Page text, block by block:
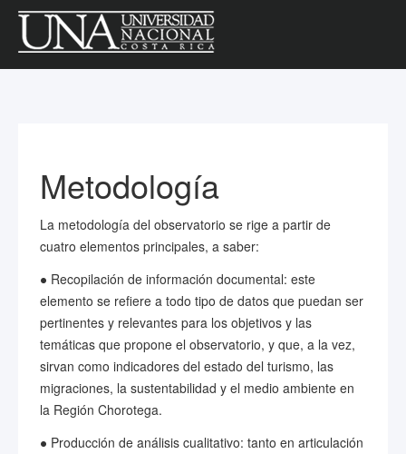
Metodología
La metodología del observatorio se rige a partir de
cuatro elementos principales, a saber:
● Recopilación de información documental: este
elemento se refiere a todo tipo de datos que puedan ser
pertinentes y relevantes para los objetivos y las
temáticas que propone el observatorio, y que, a la vez,
sirvan como indicadores del estado del turismo, las
migraciones, la sustentabilidad y el medio ambiente en
la Región Chorotega.
● Producción de análisis cualitativo: tanto en articulación